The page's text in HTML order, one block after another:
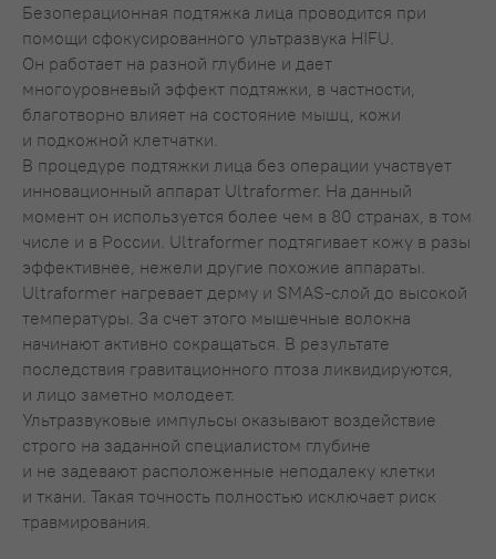
Безоперационная подтяжка лица проводится при
помощи сфокусированного ультразвука HIFU.
Он работает на разной глубине и дает
многоуровневый эффект подтяжки, в частности,
благотворно влияет на состояние мышц, кожи
и подкожной клетчатки.
В процедуре подтяжки лица без операции участвует
инновационный аппарат Ultraformer. На данный
момент он используется более чем в 80 странах, в том
числе и в России. Ultraformer подтягивает кожу в разы
эффективнее, нежели другие похожие аппараты.
Ultraformer нагревает дерму и SMAS-слой до высокой
температуры. За счет этого мышечные волокна
начинают активно сокращаться. В результате
последствия гравитационного птоза ликвидируются,
и лицо заметно молодеет.
Ультразвуковые импульсы оказывают воздействие
строго на заданной специалистом глубине
и не задевают расположенные неподалеку клетки
и ткани. Такая точность полностью исключает риск
травмирования.